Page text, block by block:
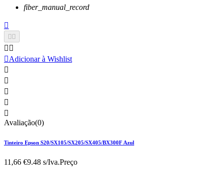
fiber_manual_record

 
 
Adicionar à Wishlist





Avaliação(0)
Tinteiro Epson S20/SX105/SX205/SX405/BX300F Azul
11,66 €9.48 s/Iva.Preço